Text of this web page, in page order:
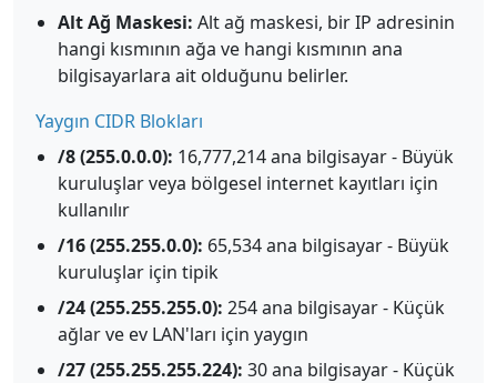
Alt Ağ Maskesi: Alt ağ maskesi, bir IP adresinin
hangi kısmının ağa ve hangi kısmının ana
bilgisayarlara ait olduğunu belirler.
Yaygın CIDR Blokları
/8 (255.0.0.0): 16,777,214 ana bilgisayar - Büyük
kuruluşlar veya bölgesel internet kayıtları için
kullanılır
/16 (255.255.0.0): 65,534 ana bilgisayar - Büyük
kuruluşlar için tipik
/24 (255.255.255.0): 254 ana bilgisayar - Küçük
ağlar ve ev LAN'ları için yaygın
/27 (255.255.255.224): 30 ana bilgisayar - Küçük